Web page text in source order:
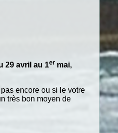
29 avril au 1er mai,
encore ou si le votre
très bon moyen de